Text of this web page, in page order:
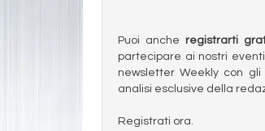
Puoi anche registrarti
partecipare ai nostri
newsletter Weekly con
analisi esclusive della
Registrati ora.